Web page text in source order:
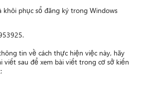
khôi phục sổ đăng ký trong Windows
tin về cách thực hiện việc này, hãy
viết sau để xem bài viết trong cơ sở kiến